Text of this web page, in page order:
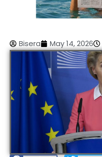
Bisera May 14, 2026